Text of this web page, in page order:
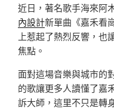
近日，著名歌手海來阿
內設計新單曲《嘉禾看
上惹起了熱烈反響，也
焦點。
面對這場音樂與城市的
的歌讓更多人讀懂了嘉
訴大師，這里不只是轉